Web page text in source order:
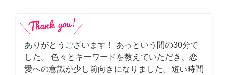
ありがとうございます！ あっという間の30分で
した。 色々とキーワードを教えていただき、恋
愛への意識が少し前向きになりました。短い時間